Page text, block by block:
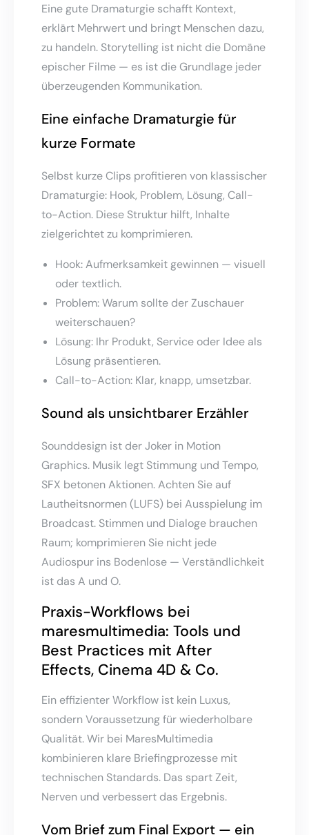
Eine gute Dramaturgie schafft Kontext,
erklärt Mehrwert und bringt Menschen dazu,
zu handeln. Storytelling ist nicht die Domäne
epischer Filme — es ist die Grundlage jeder
überzeugenden Kommunikation.
Eine einfache Dramaturgie für
kurze Formate
Selbst kurze Clips profitieren von klassischer
Dramaturgie: Hook, Problem, Lösung, Call-
to-Action. Diese Struktur hilft, Inhalte
zielgerichtet zu komprimieren.
Hook: Aufmerksamkeit gewinnen — visuell
oder textlich.
Problem: Warum sollte der Zuschauer
weiterschauen?
Lösung: Ihr Produkt, Service oder Idee als
Lösung präsentieren.
Call-to-Action: Klar, knapp, umsetzbar.
Sound als unsichtbarer Erzähler
Sounddesign ist der Joker in Motion
Graphics. Musik legt Stimmung und Tempo,
SFX betonen Aktionen. Achten Sie auf
Lautheitsnormen (LUFS) bei Ausspielung im
Broadcast. Stimmen und Dialoge brauchen
Raum; komprimieren Sie nicht jede
Audiospur ins Bodenlose — Verständlichkeit
ist das A und O.
Praxis-Workflows bei
maresmultimedia: Tools und
Best Practices mit After
Effects, Cinema 4D & Co.
Ein effizienter Workflow ist kein Luxus,
sondern Voraussetzung für wiederholbare
Qualität. Wir bei MaresMultimedia
kombinieren klare Briefingprozesse mit
technischen Standards. Das spart Zeit,
Nerven und verbessert das Ergebnis.
Vom Brief zum Final Export — ein